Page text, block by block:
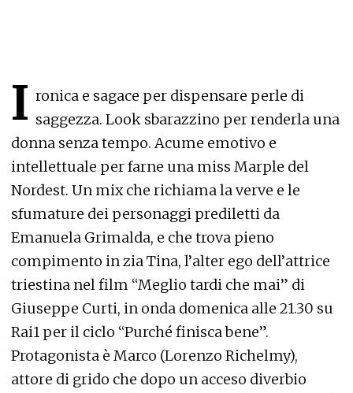
I ronica e sagace per dispensare perle di
saggezza. Look sbarazzino per renderla una
donna senza tempo. Acume emotivo e
intellettuale per farne una miss Marple del
Nordest. Un mix che richiama la verve e le
sfumature dei personaggi prediletti da
Emanuela Grimalda, e che trova pieno
compimento in zia Tina, l’alter ego dell’attrice
triestina nel film “Meglio tardi che mai” di
Giuseppe Curti, in onda domenica alle 21.30 su
Rai1 per il ciclo “Purché finisca bene”.
Protagonista è Marco (Lorenzo Richelmy),
attore di grido che dopo un acceso diverbio